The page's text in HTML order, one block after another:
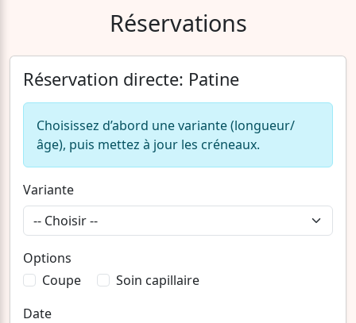
Réservations
Réservation directe: Patine
Choisissez d’abord une variante (longueur/
âge), puis mettez à jour les créneaux.
Variante
Options
Coupe
Soin capillaire
Date